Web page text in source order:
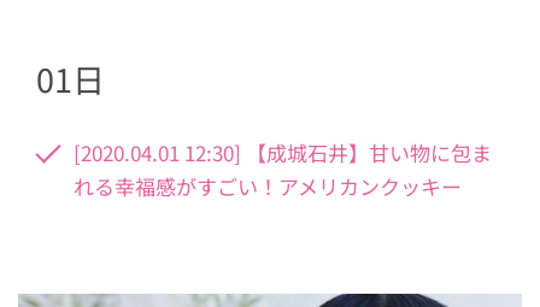
01日
[2020.04.01 12:30] 【成城石井】甘い物に包ま
れる幸福感がすごい！アメリカンクッキー